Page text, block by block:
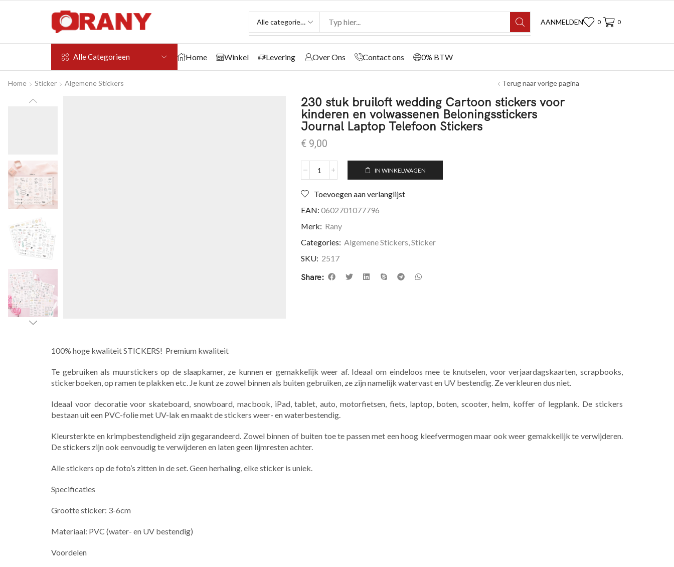
AANMELDEN 0 0
Alle Categorieen Home Winkel Levering Over Ons Contact ons 0% BTW
Home Sticker Algemene Stickers Terug naar vorige pagina
230 stuk bruiloft wedding Cartoon stickers voor
kinderen en volwassenen Beloningsstickers
Journal Laptop Telefoon Stickers
€ 9,00
IN WINKELWAGEN
Toevoegen aan verlanglijst
EAN: 0602701077796
Merk: Rany
Categories: Algemene Stickers,Sticker
SKU: 2517
Share:
100% hoge kwaliteit STICKERS! Premium kwaliteit
Te gebruiken als muurstickers op de slaapkamer, ze kunnen er gemakkelijk weer af. Ideaal om eindeloos mee te knutselen, voor verjaardagskaarten, scrapbooks,
stickerboeken, op ramen te plakken etc. Je kunt ze zowel binnen als buiten gebruiken, ze zijn namelijk watervast en UV bestendig. Ze verkleuren dus niet.
Ideaal voor decoratie voor skateboard, snowboard, macbook, iPad, tablet, auto, motorfietsen, fiets, laptop, boten, scooter, helm, koffer of legplank. De stickers
bestaan uit een PVC-folie met UV-lak en maakt de stickers weer- en waterbestendig.
Kleursterkte en krimpbestendigheid zijn gegarandeerd. Zowel binnen of buiten toe te passen met een hoog kleefvermogen maar ook weer gemakkelijk te verwijderen.
De stickers zijn ook eenvoudig te verwijderen en laten geen lijmresten achter.
Alle stickers op de foto’s zitten in de set. ​Geen herhaling, elke sticker is uniek.
Specificaties
Grootte sticker: 3-6cm
Materiaal: PVC (water- en UV bestendig)
Voordelen